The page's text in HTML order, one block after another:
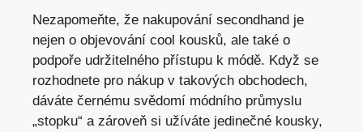
Nezapomeňte, že nakupování secondhand je
nejen o objevování cool kousků, ale také o
podpoře udržitelného přístupu k módě. Když se
rozhodnete pro nákup v takových obchodech,
dáváte černému svědomí módního průmyslu
„stopku“ a zároveň si užíváte jedinečné kousky,